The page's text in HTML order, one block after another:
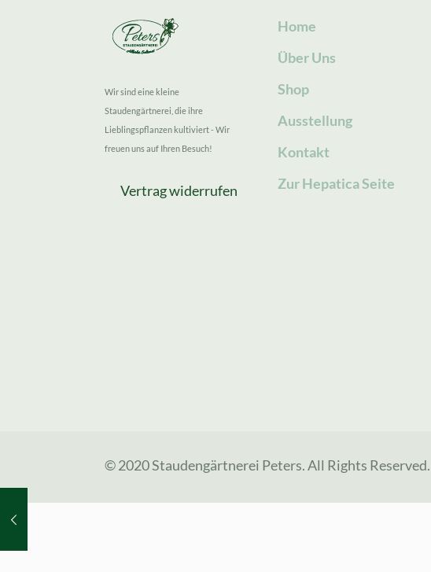
Wir sind eine kleine
Staudengärtnerei, die ihre
Lieblingspflanzen kultiviert - Wir
freuen uns auf Ihren Besuch!
Vertrag widerrufen
Home
Über Uns
Shop
Ausstellung
Kontakt
Zur Hepatica Seite
© 2020 Staudengärtnerei Peters. All Rights Reserved.